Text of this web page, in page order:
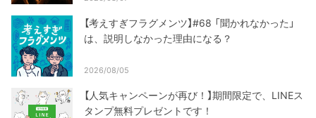
【考えすぎフラグメンツ】#68 「聞かれなかった」
は、説明しなかった理由になる？
2026/08/05
【人気キャンペーンが再び！】期間限定で、LINEス
タンプ無料プレゼントです！